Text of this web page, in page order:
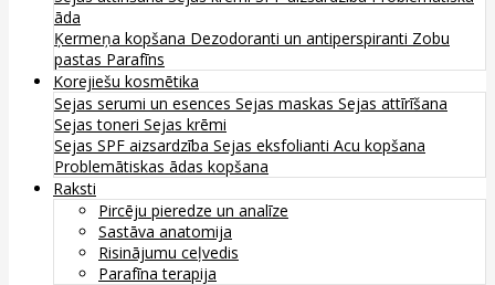
āda
Ķermeņa kopšana Dezodoranti un antiperspiranti Zobu
pastas Parafīns
Korejiešu kosmētika
Sejas serumi un esences Sejas maskas Sejas attīrīšana
Sejas toneri Sejas krēmi
Sejas SPF aizsardzība Sejas eksfolianti Acu kopšana
Problemātiskas ādas kopšana
Raksti
Pircēju pieredze un analīze
Sastāva anatomija
Risinājumu ceļvedis
Parafīna terapija